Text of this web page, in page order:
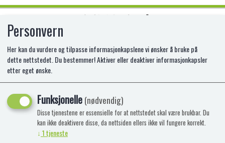
HOPPING CLUB, JUMPING RABBIT,
17 CM
NT-25004095
Personvern
Her kan du vurdere og tilpasse informasjonkapslene vi ønsker å bruke på
dette nettstedet. Du bestemmer! Aktiver eller deaktiver informasjonkapsler
etter eget ønske.
Funksjonelle(nødvendig)
Disse tjenestene er essensielle for at nettstedet skal være brukbar. Du
kan ikke deaktivere disse, da nettsiden ellers ikke vil fungere korrekt.
↓ 1tjeneste